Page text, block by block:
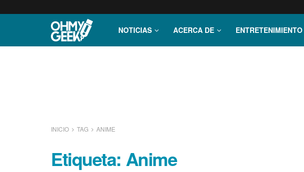
NOTICIAS ACERCA DE ENTRETENIMIENTO
INICIO TAG ANIME
Etiqueta: Anime